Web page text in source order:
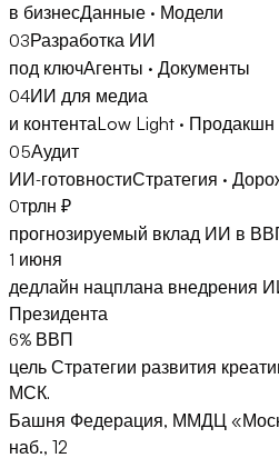
в бизнесДанные · Модели
03Разработка ИИ
под ключАгенты · Документы
04ИИ для медиа
и контентаLow Light · Продакшн
05Аудит
ИИ-готовностиСтратегия ·
0трлн ₽
прогнозируемый вклад ИИ в
1 июня
дедлайн нацплана внедрения
Президента
6% ВВП
цель Стратегии развития
МСК.
Башня Федерация, ММДЦ
наб., 12